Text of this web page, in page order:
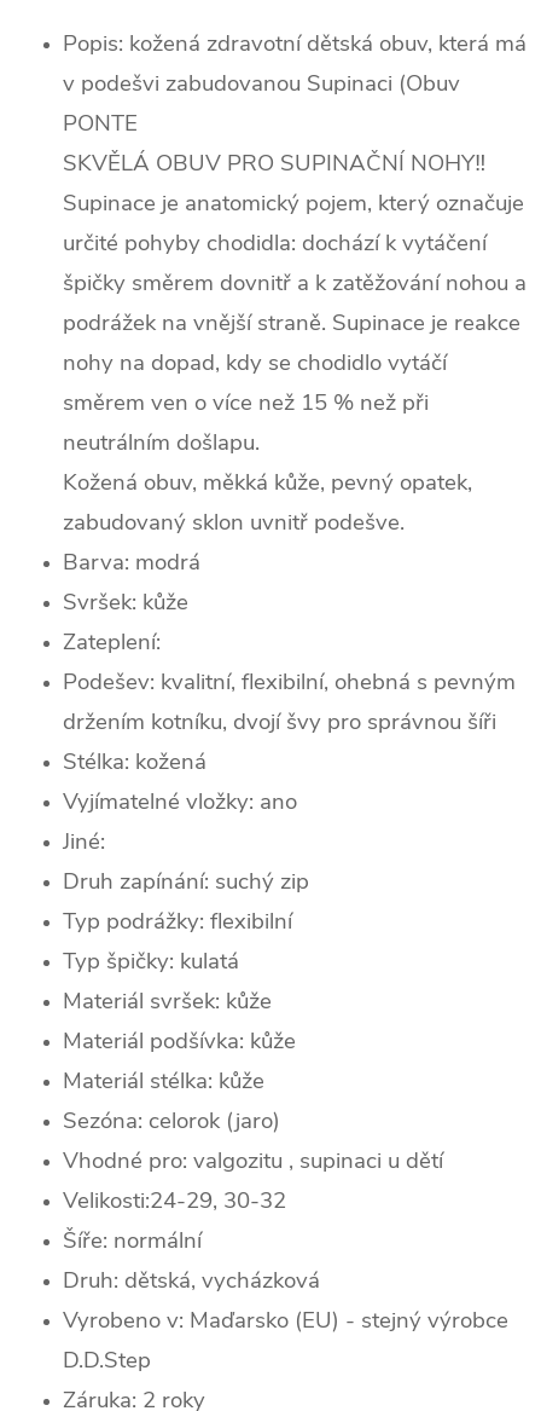
Popis: kožená zdravotní dětská obuv, která má
v podešvi zabudovanou Supinaci (Obuv
PONTE
SKVĚLÁ OBUV PRO SUPINAČNÍ NOHY‼️
Supinace je anatomický pojem, který označuje
určité pohyby chodidla: dochází k vytáčení
špičky směrem dovnitř a k zatěžování nohou a
podrážek na vnější straně. Supinace je reakce
nohy na dopad, kdy se chodidlo vytáčí
směrem ven o více než 15 % než při
neutrálním došlapu.
Kožená obuv, měkká kůže, pevný opatek,
zabudovaný sklon uvnitř podešve.
Barva: modrá
Svršek: kůže
Zateplení:
Podešev: kvalitní, flexibilní, ohebná s pevným
držením kotníku, dvojí švy pro správnou šíři
Stélka: kožená
Vyjímatelné vložky: ano
Jiné:
Druh zapínání: suchý zip
Typ podrážky: flexibilní
Typ špičky: kulatá
Materiál svršek: kůže
Materiál podšívka: kůže
Materiál stélka: kůže
Sezóna: celorok (jaro)
Vhodné pro: valgozitu , supinaci u dětí
Velikosti:24-29, 30-32
Šíře: normální
Druh: dětská, vycházková
Vyrobeno v: Maďarsko (EU) - stejný výrobce
D.D.Step
Záruka: 2 roky